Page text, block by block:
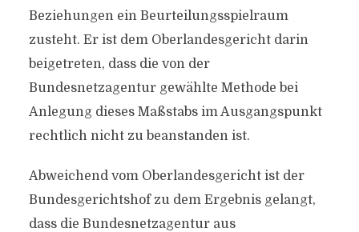
Beziehungen ein Beurteilungsspielraum
zusteht. Er ist dem Oberlandesgericht darin
beigetreten, dass die von der
Bundesnetzagentur gewählte Methode bei
Anlegung dieses Maßstabs im Ausgangspunkt
rechtlich nicht zu beanstanden ist.
Abweichend vom Oberlandesgericht ist der
Bundesgerichtshof zu dem Ergebnis gelangt,
dass die Bundesnetzagentur aus